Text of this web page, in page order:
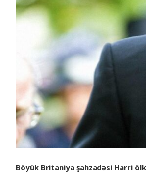
Böyük Britaniya şahzadəsi Harri